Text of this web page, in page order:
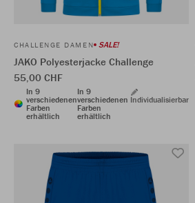
CHALLENGE DAMEN SALE!
JAKO Polyesterjacke Challenge
55,00 CHF
In 9
verschiedenen
Farben
erhältlich
In 9
verschiedenen
Farben
erhältlich
Individualisierbar